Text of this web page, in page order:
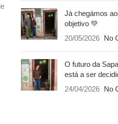
Já chegámos
objetivo 💚
20/05/2026 No
O futuro da
está a ser
24/04/2026 No